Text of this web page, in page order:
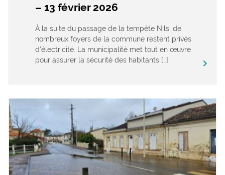
– 13 février 2026
À la suite du passage de la tempête Nils, de
nombreux foyers de la commune restent privés
d’électricité. La municipalité met tout en œuvre
pour assurer la sécurité des habitants […]
keyboard_arrow_right